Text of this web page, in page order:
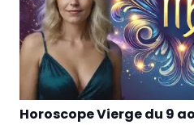
Horoscope Vierge du 9